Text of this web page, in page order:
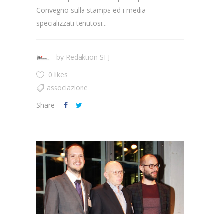
Convegno sulla stampa ed i media
specializzati tenutosi...
by Redaktion SFJ
0 likes
associazione
Share